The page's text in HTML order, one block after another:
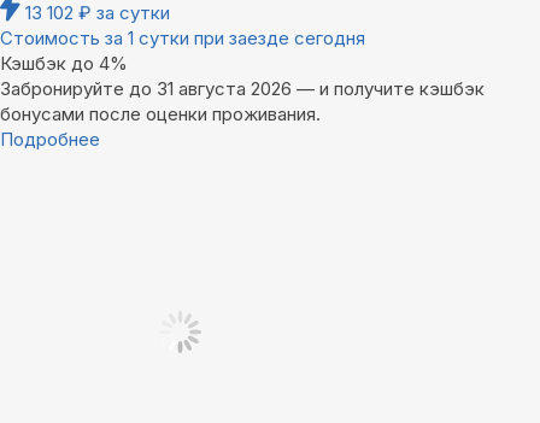
13 102 ₽ за сутки
Стоимость за 1 сутки при заезде сегодня
Кэшбэк до 4%
Забронируйте до 31 августа 2026 — и получите кэшбэк
бонусами после оценки проживания.
Подробнее